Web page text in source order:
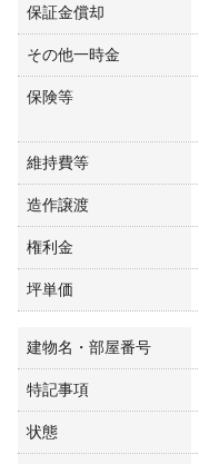
保証金償却
その他一時金
保険等
維持費等
造作譲渡
権利金
坪単価
建物名・部屋番号
特記事項
状態